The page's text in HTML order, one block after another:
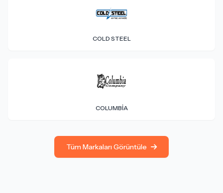
COLD STEEL
COLUMBIA
Tüm Markaları Görüntüle